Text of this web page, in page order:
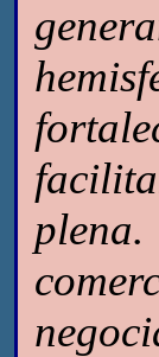
plena.